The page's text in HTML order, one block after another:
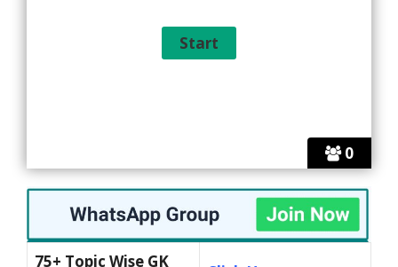
0
75+ Topic Wise GK